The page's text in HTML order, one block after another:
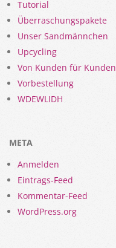
Tutorial
Überraschungspakete
Unser Sandmännchen
Upcycling
Von Kunden für Kunden
Vorbestellung
WDEWLIDH
META
Anmelden
Eintrags-Feed
Kommentar-Feed
WordPress.org